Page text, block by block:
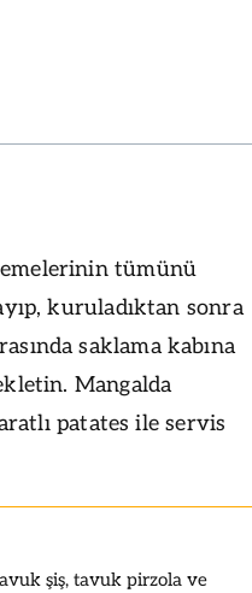
tümünü
kuruladıktan sonra
saklama kabına
Mangalda
patates ile servis
şiş, tavuk pirzola ve